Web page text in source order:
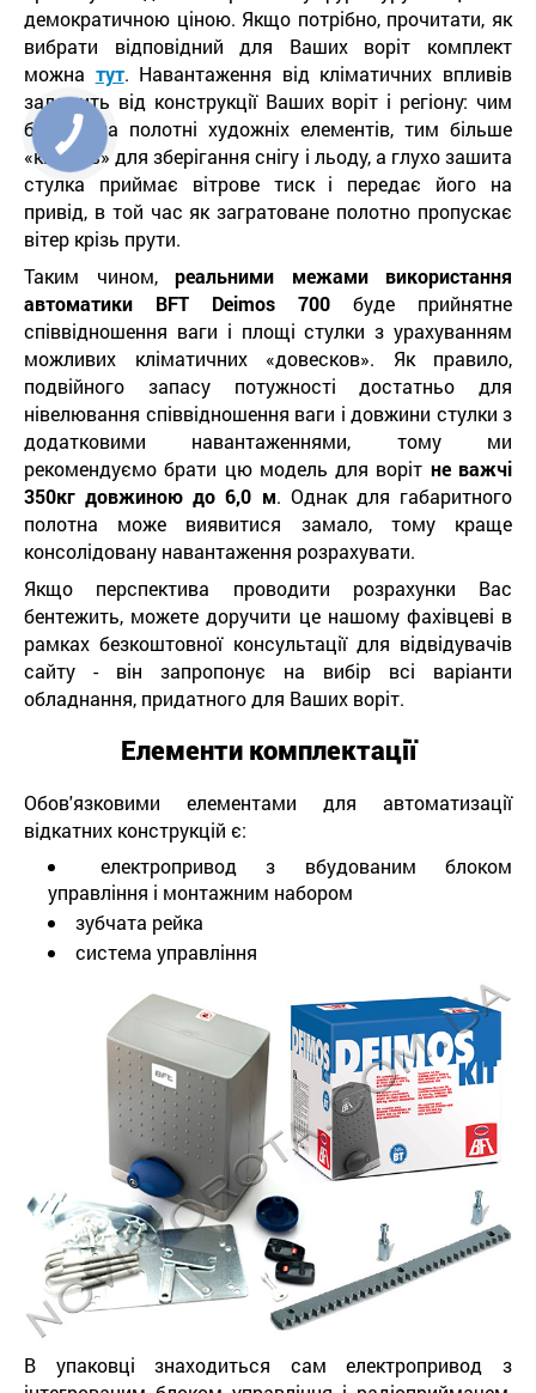
демократичною ціною. Якщо потрібно, прочитати, як
вибрати відповідний для Ваших воріт комплект
можна тут. Навантаження від кліматичних впливів
залежить від конструкції Ваших воріт і регіону: чим
більше на полотні художніх елементів, тим більше
«кишень» для зберігання снігу і льоду, а глухо зашита
стулка приймає вітрове тиск і передає його на
привід, в той час як загратоване полотно пропускає
вітер крізь прути.
Таким чином, реальними межами використання
автоматики BFT Deimos 700 буде прийнятне
співвідношення ваги і площі стулки з урахуванням
можливих кліматичних «довесков». Як правило,
подвійного запасу потужності достатньо для
нівелювання співвідношення ваги і довжини стулки з
додатковими навантаженнями, тому ми
рекомендуємо брати цю модель для воріт не важчі
350кг довжиною до 6,0 м. Однак для габаритного
полотна може виявитися замало, тому краще
консолідовану навантаження розрахувати.
Якщо перспектива проводити розрахунки Вас
бентежить, можете доручити це нашому фахівцеві в
рамках безкоштовної консультації для відвідувачів
сайту - він запропонує на вибір всі варіанти
обладнання, придатного для Ваших воріт.
Елементи комплектації
Обов'язковими елементами для автоматизації
відкатних конструкцій є:
електропривод з вбудованим блоком
управління і монтажним набором
зубчата рейка
система управління
В упаковці знаходиться сам електропривод з